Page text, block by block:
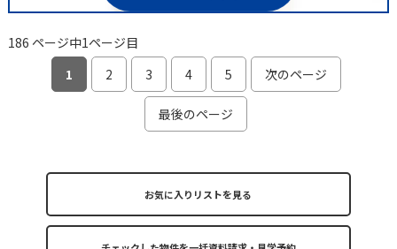
186 ページ中1ページ目
1
2 3 4 5 次のページ
最後のページ
お気に入りリストを見る